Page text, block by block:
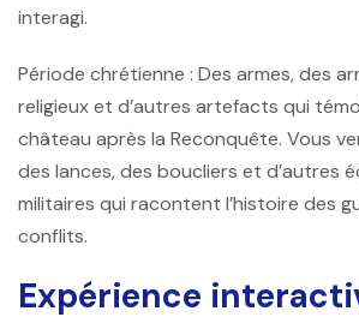
interagi.
Période chrétienne : Des armes, des
religieux et d’autres artefacts qui
château après la Reconquête. Vous
des lances, des boucliers et d’autres
militaires qui racontent l’histoire des
conflits.
Expérience